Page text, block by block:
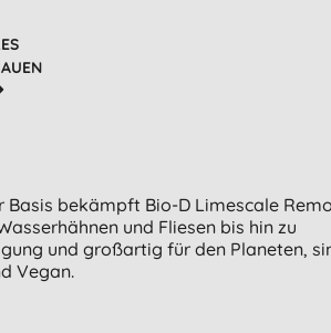
bekämpft Bio-D Limescale
und Fliesen bis hin zu
und großartig für den Planeten,
Vegan.